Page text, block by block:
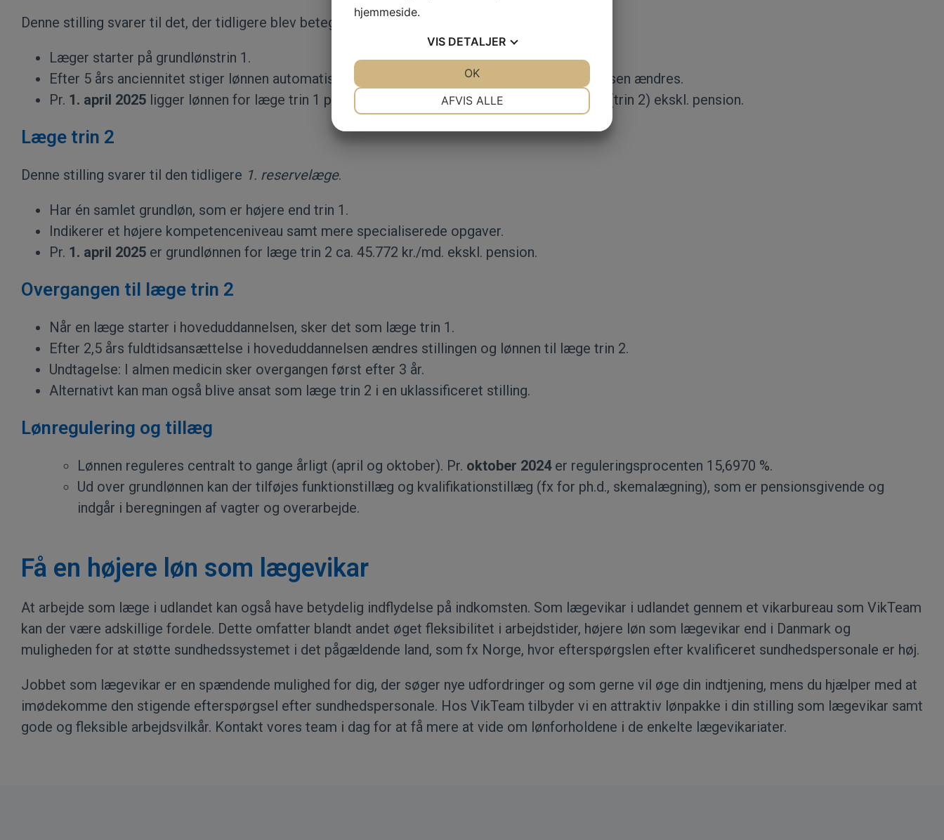
Denne stilling svarer til det, der tidligere blev betegnet som reservelæge
Læger starter på grundlønstrin 1.
Efter 5 års anciennitet stiger lønnen automatisk til grundlønstrin 2, uden at stillingsbetegnelsen ændres.
Pr. 1. april 2025 ligger lønnen for læge trin 1 på ca. 36.285 kr./md. (trin 1) og 39.655 kr./md. (trin 2) ekskl. pension.
Læge trin 2
Denne stilling svarer til den tidligere 1. reservelæge.
Har én samlet grundløn, som er højere end trin 1.
Indikerer et højere kompetenceniveau samt mere specialiserede opgaver.
Pr. 1. april 2025 er grundlønnen for læge trin 2 ca. 45.772 kr./md. ekskl. pension.
Overgangen til læge trin 2
Når en læge starter i hoveduddannelsen, sker det som læge trin 1.
Efter 2,5 års fuldtidsansættelse i hoveduddannelsen ændres stillingen og lønnen til læge trin 2.
Undtagelse: I almen medicin sker overgangen først efter 3 år.
Alternativt kan man også blive ansat som læge trin 2 i en uklassificeret stilling.
Lønregulering og tillæg
Lønnen reguleres centralt to gange årligt (april og oktober). Pr. oktober 2024er reguleringsprocenten 15,6970 %.
Ud over grundlønnen kan der tilføjes funktionstillæg og kvalifikationstillæg (fx for ph.d., skemalægning), som er pensionsgivende og
indgår i beregningen af vagter og overarbejde.
Få en højere løn som lægevikar
At arbejde som læge i udlandet kan også have betydelig indflydelse på indkomsten. Som lægevikar i udlandet gennem et vikarbureau som VikTeam
kan der være adskillige fordele. Dette omfatter blandt andet øget fleksibilitet i arbejdstider, højere løn som lægevikar end i Danmark og
muligheden for at støtte sundhedssystemet i det pågældende land, som fx Norge, hvor efterspørgslen efter kvalificeret sundhedspersonale er høj.
Jobbet som lægevikar er en spændende mulighed for dig, der søger nye udfordringer og som gerne vil øge din indtjening, mens du hjælper med at
imødekomme den stigende efterspørgsel efter sundhedspersonale. Hos VikTeam tilbyder vi en attraktiv lønpakke i din stilling som lægevikar samt
gode og fleksible arbejdsvilkår. Kontakt vores team i dag for at få mere at vide om lønforholdene i de enkelte lægevikariater.
hjemmeside.
VIS DETALJER
AFVIS ALLE
OK